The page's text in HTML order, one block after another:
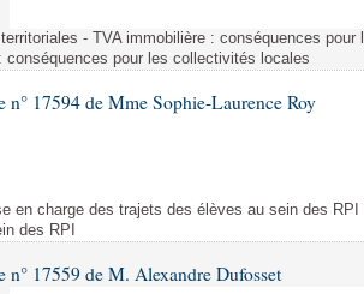
- TVA immobilière : conséquences
conséquences pour les collectivités locales
n° 17594 de Mme Sophie-Laurence Roy
en charge des trajets des élèves au sein des
des RPI
n° 17559 de M. Alexandre Dufosset